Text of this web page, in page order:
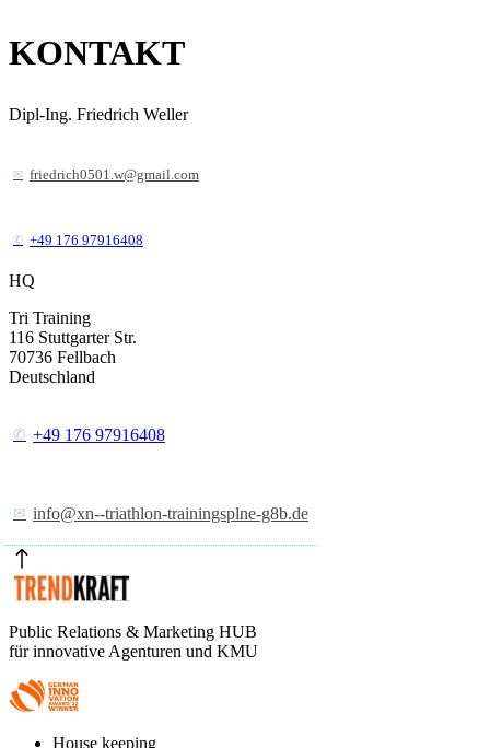
KONTAKT
Dipl-Ing. Friedrich Weller
friedrich0501.w@gmail.com
+49 176 97916408
HQ
Tri Training
116 Stuttgarter Str.
70736 Fellbach
Deutschland
+49 176 97916408
info@xn--triathlon-trainingsplne-g8b.de
Public Relations & Marketing HUB
für innovative Agenturen und KMU
FooterHouse keeping